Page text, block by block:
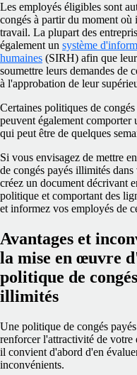
Les employés éligibles sont
congés à partir du moment où
travail. La plupart des
également un système
humaines (SIRH) afin que
soumettre leurs demandes de
à l'approbation de leur
Certaines politiques de
peuvent également
qui peut être de quelques
Si vous envisagez de mettre
de congés payés illimités dans
créez un document décrivant
politique et comportant des
et informez vos employés de
Avantages et
la mise en œuvre
politique de
illimités
Une politique de congés
renforcer l'attractivité de votre
il convient d'abord d'en
inconvénients.